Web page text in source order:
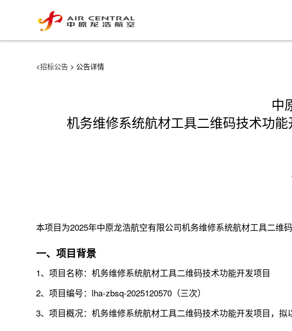
<招标公告 > 公告详情
中
机务维修系统航材工具二维码技术功能
本项目为2025年中原龙浩航空有限公司机务维修系统航材工具二维
一、项目背景
1、项目名称：机务维修系统航材工具二维码技术功能开发项目
2、项目编号：lha-zbsq-2025120570（三次）
3、项目概况：机务维修系统航材工具二维码技术功能开发项目，